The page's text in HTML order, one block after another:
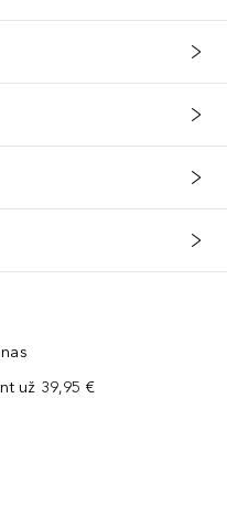
už 39,95 €